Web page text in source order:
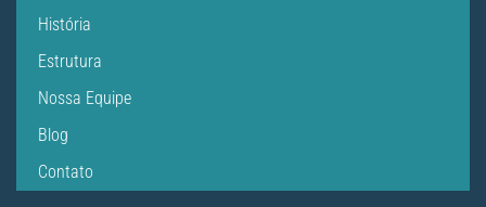
História
Estrutura
Nossa Equipe
Blog
Contato